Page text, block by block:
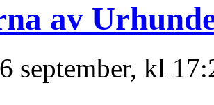
av
september, kl